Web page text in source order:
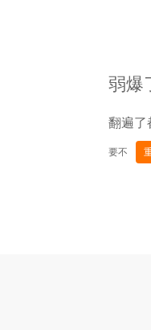
弱爆
翻遍了
要不